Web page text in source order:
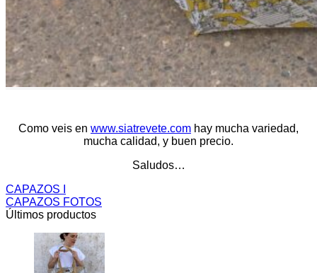
Como veis en www.siatrevete.com hay mucha variedad,
mucha calidad, y buen precio.
Saludos…
CAPAZOS I
CAPAZOS FOTOS
Últimos productos